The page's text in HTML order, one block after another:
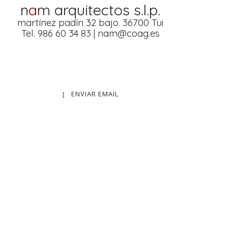
nam arquitectos s.l.p.
martínez padín 32 bajo. 36700 Tui
Tel. 986 60 34 83 | nam@coag.es
ENVIAR EMAIL